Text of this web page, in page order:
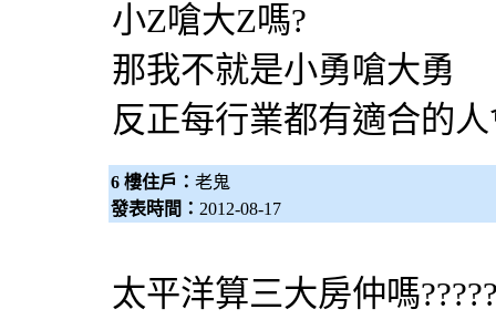
小Z嗆大Z嗎?
那我不就是小勇嗆大勇
反正每行業都有適合的
6 樓住戶： 老鬼
發表時間： 2012-08-17
太平洋算三大房仲嗎